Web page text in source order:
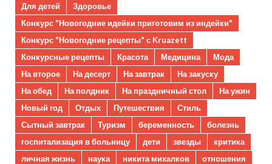
Для детей
Здоровье
Конкурс "Новогодние идейки приготовим из индейки"
Конкурс "Новогодние рецепты" с Kruazett
Конкурсные рецепты
Красота Медицина
Мода
На второе
На десерт На завтрак
На закуску
На обед
На полдник На праздничный стол
На ужин
Новый год
Отдых Путешествия
Стиль
Сытный завтрак
Туризм беременность
болезнь
госпитализация в больницу
дети звезды
критика
личная жизнь
наука никита михалков
отношения